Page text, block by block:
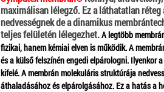
maximálisan lélegző. Ez a láthatatlan
nedvességnek de a dinamikus
teljes felületén lélegezhet.A legtöbb
fizikai, hanem kémiai elven is működik. A
és a külső felszínén engedi elpárologni. Ilyenkor
kifelé. A membrán molekuláris struktúrája
áthaladásához és elpárolgásához. Ez a hatás a